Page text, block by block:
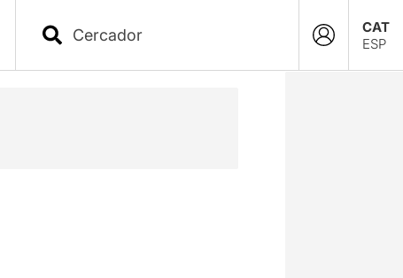
CAT
ESP